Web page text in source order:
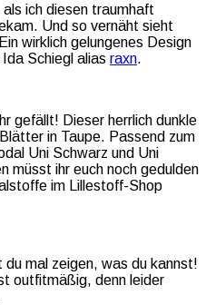
ich diesen traumhaft
Und so vernäht sieht
wirklich gelungenes Design
Schiegl alias raxn.
gefällt! Dieser herrlich dunkle
in Taupe. Passend zum
Uni Schwarz und Uni
müsst ihr euch noch gedulden
im Lillestoff-Shop
mal zeigen, was du kannst!
outfitmäßig, denn leider